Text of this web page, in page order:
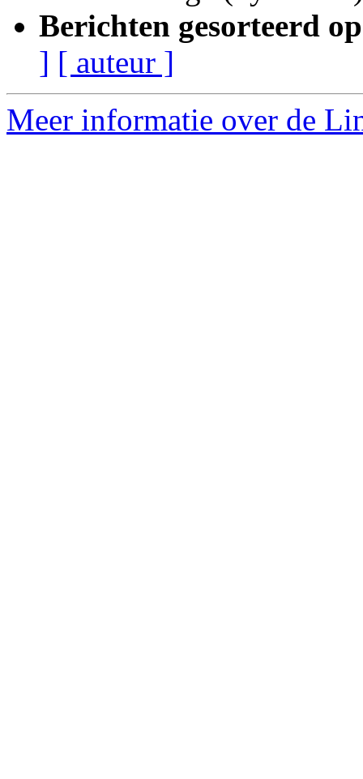
Berichten gesorteerd
] [ auteur ]
Meer informatie over de